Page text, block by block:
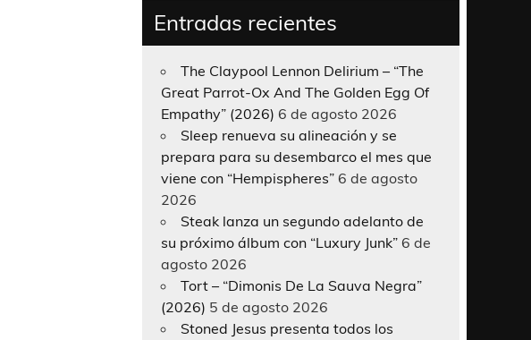
Entradas recientes
The Claypool Lennon Delirium – “The
Great Parrot-Ox And The Golden Egg Of
Empathy” (2026) 6 de agosto 2026
Sleep renueva su alineación y se
prepara para su desembarco el mes que
viene con “Hempispheres” 6 de agosto
2026
Steak lanza un segundo adelanto de
su próximo álbum con “Luxury Junk” 6 de
agosto 2026
Tort – “Dimonis De La Sauva Negra”
(2026) 5 de agosto 2026
Stoned Jesus presenta todos los